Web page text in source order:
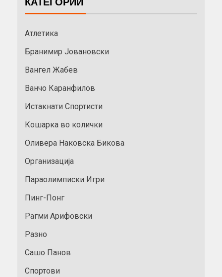
Атлетика
Бранимир Јовановски
Вангел Жабев
Ванчо Каранфилов
Истакнати Спортисти
Кошарка во колички
Оливера Наковска Бикова
Организација
Параолимписки Игри
Пинг-Понг
Рагми Арифовски
Разно
Сашо Панов
Спортови